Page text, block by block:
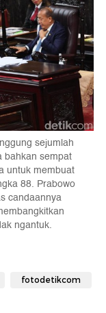
sejumlah
bahkan sempat
untuk membuat
88. Prabowo
candaannya
ngantuk.
fotodetikcom